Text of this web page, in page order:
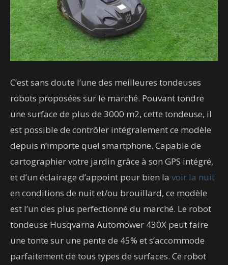
C’est sans doute l’une des meilleures tondeuses
robots proposées sur le marché. Pouvant tondre
une surface de plus de 3000 m2, cette tondeuse, il
est possible de contrôler intégralement ce modèle
depuis n’importe quel smartphone. Capable de
cartographier votre jardin grâce à son GPS intégré,
et d’un éclairage d’appoint pour bien la voir la nuit
en conditions de nuit et/ou brouillard, ce modèle
est l’un des plus perfectionné du marché. Le robot
tondeuse Husqvarna Automower 430X peut faire
une tonte sur une pente de 45% et s’accommode
parfaitement de tous types de surfaces. Ce robot